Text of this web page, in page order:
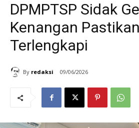
DPMPTSP Sidak
Kenangan
Terlengkapi
By redaksi 09/06/2026